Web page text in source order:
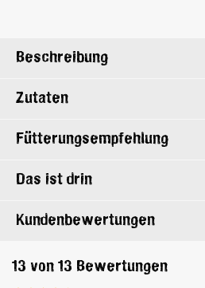
Beschreibung
Zutaten
Fütterungsempfehlung
Das ist drin
Kundenbewertungen
13 von 13 Bewertungen